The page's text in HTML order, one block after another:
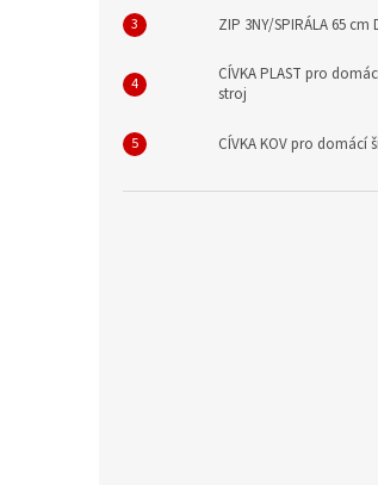
ZIP 3NY/SPIRÁLA 65 cm
CÍVKA PLAST pro
stroj
CÍVKA KOV pro domácí